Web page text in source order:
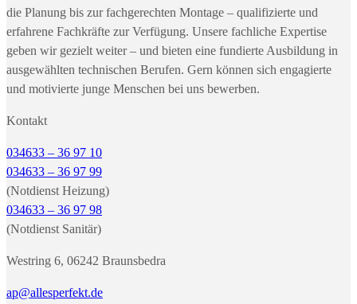
die Planung bis zur fachgerechten Montage – qualifizierte und
erfahrene Fachkräfte zur Verfügung. Unsere fachliche Expertise
geben wir gezielt weiter – und bieten eine fundierte Ausbildung in
ausgewählten technischen Berufen. Gern können sich engagierte
und motivierte junge Menschen bei uns bewerben.
Kontakt
034633 – 36 97 10
034633 – 36 97 99
(Notdienst Heizung)
034633 – 36 97 98
(Notdienst Sanitär)
Westring 6, 06242 Braunsbedra
ap@allesperfekt.de